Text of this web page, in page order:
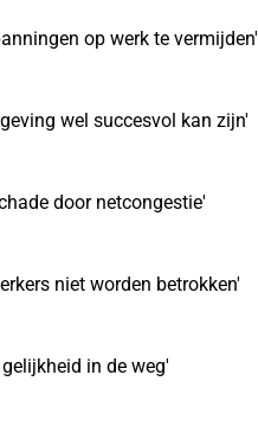
op werk te vermijden'
wel succesvol kan zijn'
door netcongestie'
niet worden betrokken'
in de weg'